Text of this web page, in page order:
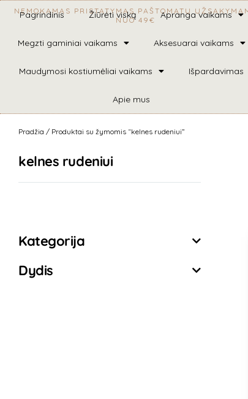
NEMOKAMAS PRISTATYMAS PAŠTOMATU
NUO 49€
Pagrindinis Žiūrėti viską Apranga vaikams
Megzti gaminiai vaikams Aksesuarai vaikams
Maudymosi kostiumėliai vaikams Išpardavimas
Apie mus
Pradžia / Produktai su žymomis “kelnes rudeniui”
kelnes rudeniui
Kategorija
Dydis